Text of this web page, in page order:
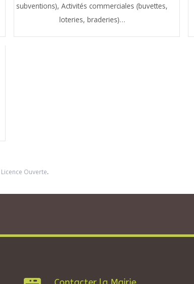
subventions),Activités commerciales (buvettes,
loteries, braderies)…
Licence Ouverte.